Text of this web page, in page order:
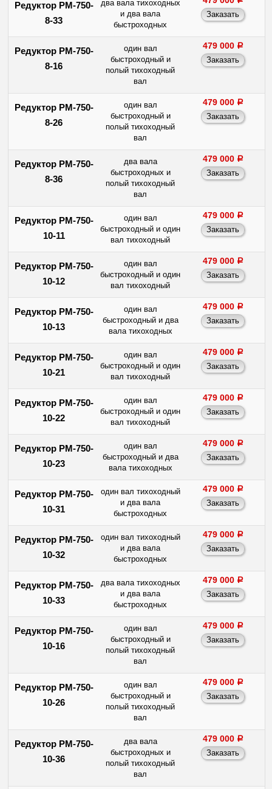
Редуктор РМ-750-
8-33
два вала тихоходных
и два вала
быстроходных
Редуктор РМ-750-
8-16
один вал
быстроходный и
полый тихоходный
вал
479 000 a
Редуктор РМ-750-
8-26
один вал
быстроходный и
полый тихоходный
вал
479 000 a
Редуктор РМ-750-
8-36
два вала
быстроходных и
полый тихоходный
вал
479 000 a
Редуктор РМ-750-
10-11
один вал
быстроходный и один
вал тихоходный
479 000 a
Редуктор РМ-750-
10-12
один вал
быстроходный и один
вал тихоходный
479 000 a
Редуктор РМ-750-
10-13
один вал
быстроходный и два
вала тихоходных
479 000 a
Редуктор РМ-750-
10-21
один вал
быстроходный и один
вал тихоходный
479 000 a
Редуктор РМ-750-
10-22
один вал
быстроходный и один
вал тихоходный
479 000 a
Редуктор РМ-750-
10-23
один вал
быстроходный и два
вала тихоходных
479 000 a
Редуктор РМ-750-
10-31
один вал тихоходный
и два вала
быстроходных
479 000 a
Редуктор РМ-750-
10-32
один вал тихоходный
и два вала
быстроходных
479 000 a
Редуктор РМ-750-
10-33
два вала тихоходных
и два вала
быстроходных
479 000 a
Редуктор РМ-750-
10-16
один вал
быстроходный и
полый тихоходный
вал
479 000 a
Редуктор РМ-750-
10-26
один вал
быстроходный и
полый тихоходный
вал
479 000 a
Редуктор РМ-750-
10-36
два вала
быстроходных и
полый тихоходный
вал
479 000 a